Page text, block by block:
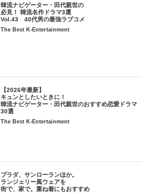
韓流ナビゲーター・田代親世の
必見！ 韓流名作ドラマ3選
Vol.43 40代男の最強ラブコメ
The Best K-Entertainment
【2026年最新】
キュンとしたいときに！
韓流ナビゲーター・田代親世のおすすめ恋愛ドラマ
30選
The Best K-Entertainment
プラダ、サンローランほか。
ランジェリー風ウェアを
街で、家で。重ね着にもおすすめ